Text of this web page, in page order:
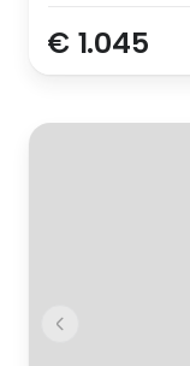
€ 1.045